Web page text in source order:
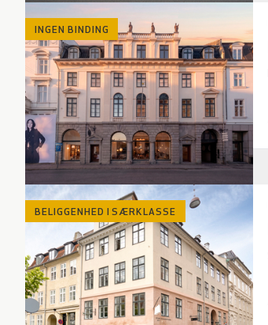
INGEN BINDING
BELIGGENHED I SÆRKLASSE